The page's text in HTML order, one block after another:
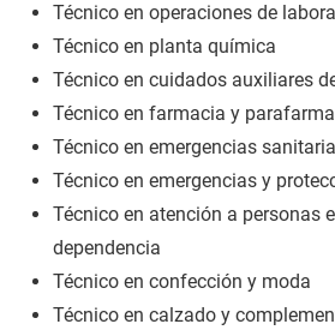
Técnico en operaciones de
Técnico en planta química
Técnico en cuidados auxiliares
Técnico en farmacia y
Técnico en emergencias
Técnico en emergencias y
Técnico en atención a personas
dependencia
Técnico en confección y moda
Técnico en calzado y